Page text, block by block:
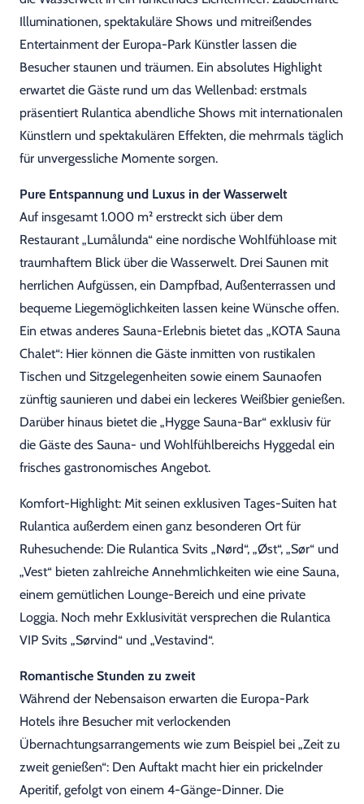
Illuminationen, spektakuläre Shows und mitreißendes
Entertainment der Europa-Park Künstler lassen die
Besucher staunen und träumen. Ein absolutes Highlight
erwartet die Gäste rund um das Wellenbad: erstmals
präsentiert Rulantica abendliche Shows mit internationalen
Künstlern und spektakulären Effekten, die mehrmals täglich
für unvergessliche Momente sorgen.
Pure Entspannung und Luxus in der Wasserwelt
Auf insgesamt 1.000 m² erstreckt sich über dem
Restaurant „Lumålunda“ eine nordische Wohlfühloase mit
traumhaftem Blick über die Wasserwelt. Drei Saunen mit
herrlichen Aufgüssen, ein Dampfbad, Außenterrassen und
bequeme Liegemöglichkeiten lassen keine Wünsche offen.
Ein etwas anderes Sauna-Erlebnis bietet das „KOTA Sauna
Chalet“: Hier können die Gäste inmitten von rustikalen
Tischen und Sitzgelegenheiten sowie einem Saunaofen
zünftig saunieren und dabei ein leckeres Weißbier genießen.
Darüber hinaus bietet die „Hygge Sauna-Bar“ exklusiv für
die Gäste des Sauna- und Wohlfühlbereichs Hyggedal ein
frisches gastronomisches Angebot.
Komfort-Highlight: Mit seinen exklusiven Tages-Suiten hat
Rulantica außerdem einen ganz besonderen Ort für
Ruhesuchende: Die Rulantica Svits „Nørd“, „Øst“, „Sør“ und
„Vest“ bieten zahlreiche Annehmlichkeiten wie eine Sauna,
einem gemütlichen Lounge-Bereich und eine private
Loggia. Noch mehr Exklusivität versprechen die Rulantica
VIP Svits „Sørvind“ und „Vestavind“.
Romantische Stunden zu zweit
Während der Nebensaison erwarten die Europa-Park
Hotels ihre Besucher mit verlockenden
Übernachtungsarrangements wie zum Beispiel bei „Zeit zu
zweit genießen“: Den Auftakt macht hier ein prickelnder
Aperitif, gefolgt von einem 4-Gänge-Dinner. Die